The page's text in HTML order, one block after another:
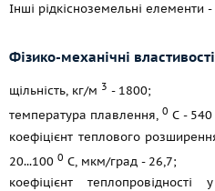
Інші рідкісноземельні елементи -
Фізико-механічні властивості
щільність, кг/м 3 - 1800;
температура плавлення, 0 С - 540
коефіцієнт теплового
20...100 0 С, мкм/град - 26,7;
коефіцієнт теплопровідності